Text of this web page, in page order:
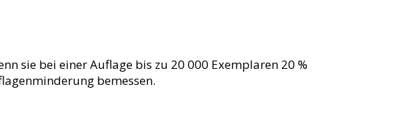
sie bei einer Auflage bis zu 20 000 Exemplaren 20 %
bemessen.